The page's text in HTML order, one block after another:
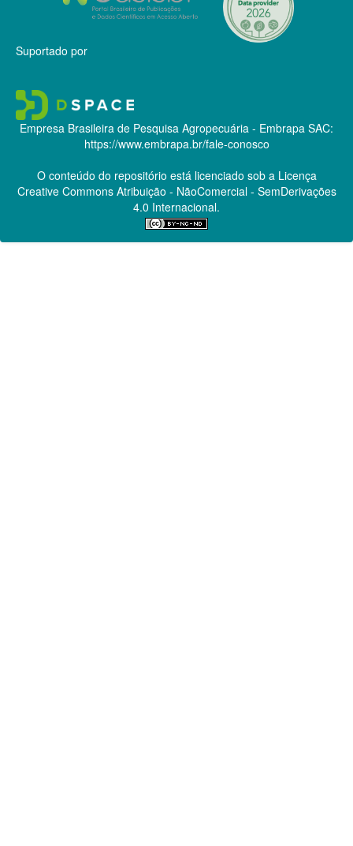
Suportado por
Empresa Brasileira de Pesquisa Agropecuária - Embrapa SAC:
https://www.embrapa.br/fale-conosco
O conteúdo do repositório está licenciado sob a Licença
Creative CommonsAtribuição - NãoComercial - SemDerivações
4.0 Internacional.